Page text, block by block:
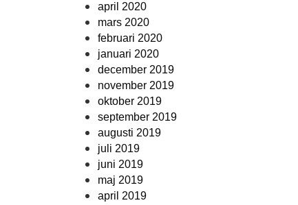
april 2020
mars 2020
februari 2020
januari 2020
december 2019
november 2019
oktober 2019
september 2019
augusti 2019
juli 2019
juni 2019
maj 2019
april 2019